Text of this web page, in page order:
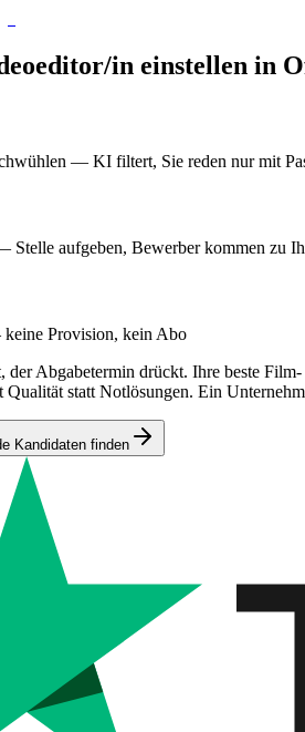
in einstellen in
— KI filtert, Sie reden nur mit
Stelle aufgeben, Bewerber kommen zu
Provision, kein Abo
der Abgabetermin drückt. Ihre beste
Qualität statt Notlösungen. Ein
Kandidaten finden